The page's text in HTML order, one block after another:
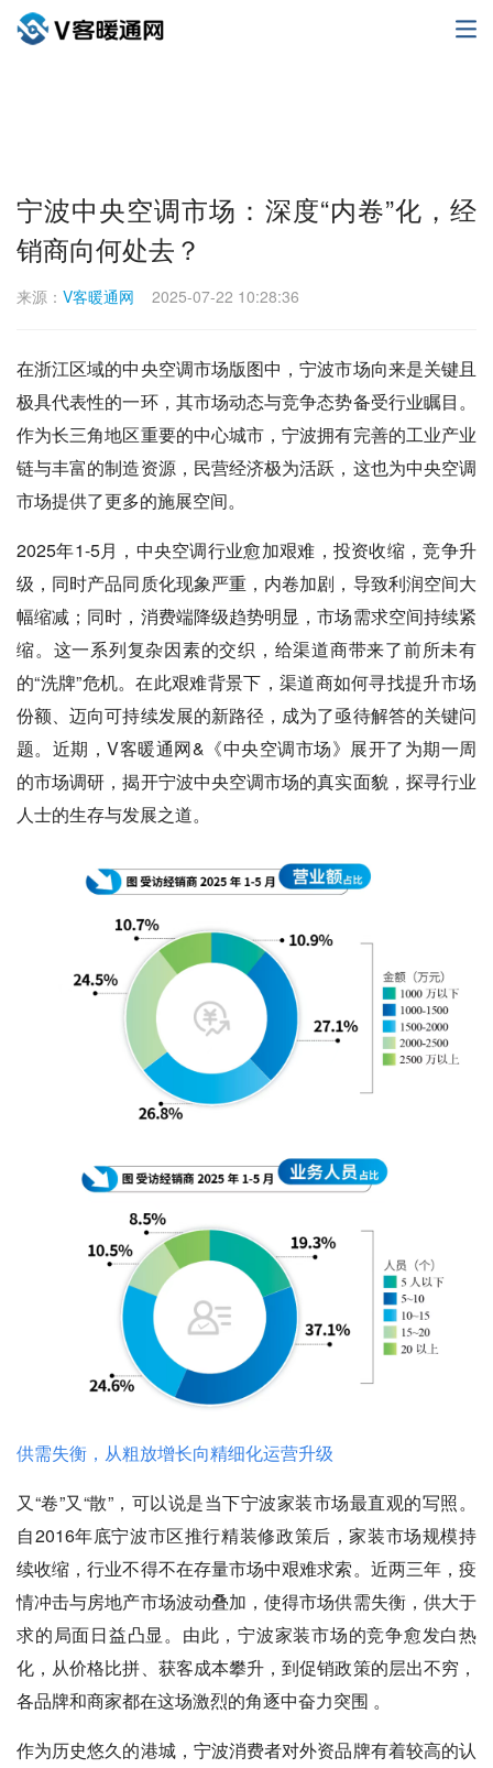
宁波中央空调市场：深度“内卷”化，经
销商向何处去？
来源： V客暖通网 2025-07-22 10:28:36
在浙江区域的中央空调市场版图中，宁波市场向来是关键且
极具代表性的一环，其市场动态与竞争态势备受行业瞩目。
作为长三角地区重要的中心城市，宁波拥有完善的工业产业
链与丰富的制造资源，民营经济极为活跃，这也为中央空调
市场提供了更多的施展空间。
2025年1-5月，中央空调行业愈加艰难，投资收缩，竞争升
级，同时产品同质化现象严重，内卷加剧，导致利润空间大
幅缩减；同时，消费端降级趋势明显，市场需求空间持续紧
缩。这一系列复杂因素的交织，给渠道商带来了前所未有
的“洗牌”危机。在此艰难背景下，渠道商如何寻找提升市场
份额、迈向可持续发展的新路径，成为了亟待解答的关键问
题。近期，V客暖通网&《中央空调市场》展开了为期一周
的市场调研，揭开宁波中央空调市场的真实面貌，探寻行业
人士的生存与发展之道。
供需失衡，从粗放增长向精细化运营升级
又“卷”又“散”，可以说是当下宁波家装市场最直观的写照。
自2016年底宁波市区推行精装修政策后，家装市场规模持
续收缩，行业不得不在存量市场中艰难求索。近两三年，疫
情冲击与房地产市场波动叠加，使得市场供需失衡，供大于
求的局面日益凸显。由此，宁波家装市场的竞争愈发白热
化，从价格比拼、获客成本攀升，到促销政策的层出不穷，
各品牌和商家都在这场激烈的角逐中奋力突围 。
作为历史悠久的港城，宁波消费者对外资品牌有着较高的认